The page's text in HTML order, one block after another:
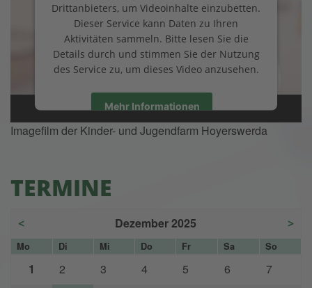
Drittanbieters, um Videoinhalte einzubetten.
Dieser Service kann Daten zu Ihren
Aktivitäten sammeln. Bitte lesen Sie die
Details durch und stimmen Sie der Nutzung
des Service zu, um dieses Video anzusehen.
Mehr Informationen
Management Platform
Imagefilm der Kinder- und Jugendfarm Hoyerswerda
TERMINE
Tabellenübersicht 1
< Dezember 2025 >
Mo Di Mi Do Fr Sa So
1 2 3 4 5 6
7